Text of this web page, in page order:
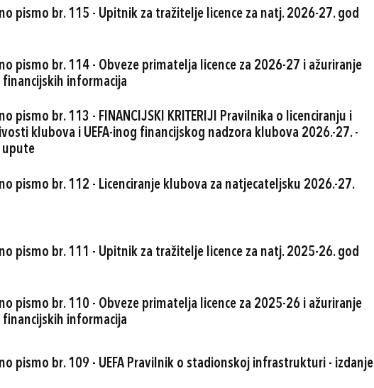
pismo br. 115 - Upitnik za tražitelje licence za natj. 2026-27. god
pismo br. 114 - Obveze primatelja licence za 2026-27 i ažuriranje
financijskih informacija
pismo br. 113 - FINANCIJSKI KRITERIJI Pravilnika o licenciranju i
klubova i UEFA-inog financijskog nadzora klubova 2026.-27. -
upute
pismo br. 112 - Licenciranje klubova za natjecateljsku 2026.-27.
pismo br. 111 - Upitnik za tražitelje licence za natj. 2025-26. god
pismo br. 110 - Obveze primatelja licence za 2025-26 i ažuriranje
financijskih informacija
pismo br. 109 - UEFA Pravilnik o stadionskoj infrastrukturi - izdanje